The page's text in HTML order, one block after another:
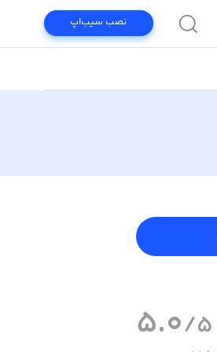
نصب سیب‌اپ
5.0/5